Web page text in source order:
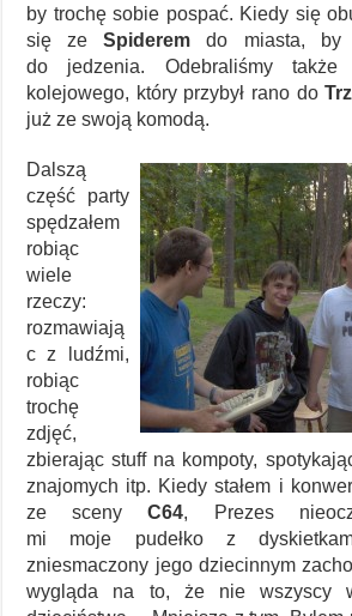
by trochę sobie pospać. Kiedy się
się zeSpiderem do miasta, by
do jedzenia. Odebraliśmy także
kolejowego, który przybył rano do
już ze swoją komodą.
Dalszą
część party
spędzałem
robiąc
wiele
rzeczy:
rozmawiają
c z ludźmi,
robiąc
trochę
zdjęć,
zbierając stuff na kompoty,
znajomych itp. Kiedy stałem i
ze scenyC64, Prezes
mi moje pudełko z
zniesmaczony jego dziecinnym
wygląda na to, że nie wszyscy